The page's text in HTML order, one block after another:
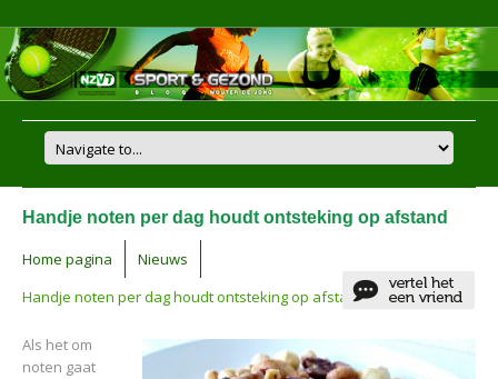
Handje noten per dag houdt ontsteking op afstand
Home pagina
Nieuws
Handje noten per dag houdt ontsteking op afstand
Als het om
noten gaat